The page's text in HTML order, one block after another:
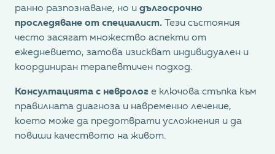
ранно разпознаване, но и дългосрочно
проследяване от специалист. Тези състояния
често засягат множество аспекти от
ежедневието, затова изискват индивидуален и
координиран терапевтичен подход.
Консултацията с невролог е ключова стъпка към
правилната диагноза и навременно лечение,
което може да предотврати усложнения и да
повиши качеството на живот.